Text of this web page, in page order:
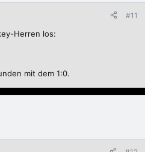
#11
Herren los:
mit dem 1:0.